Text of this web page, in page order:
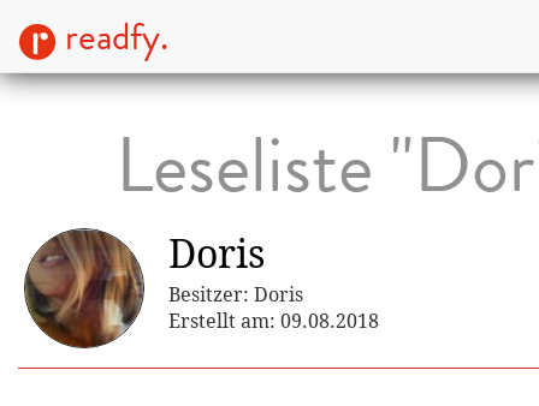
readfy.
Leseliste
Doris
Besitzer: Doris
Erstellt am: 09.08.2018